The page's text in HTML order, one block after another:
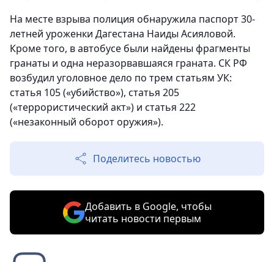
На месте взрыва полиция обнаружила паспорт 30-
летней уроженки Дагестана Наиды Асияловой.
Кроме того, в автобусе были найдены фрагменты
гранаты и одна неразорвавшаяся граната. СК РФ
возбудил уголовное дело по трем статьям УК:
статья 105 («убийство»), статья 205
(«террористический акт») и статья 222
(«незаконный оборот оружия»).
Поделитесь новостью
Добавить в Google, чтобы
читать новости первым